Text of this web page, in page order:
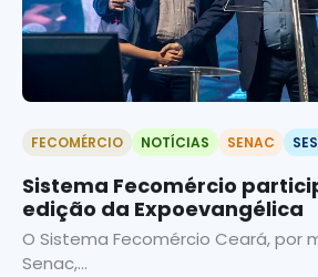
FECOMÉRCIO NOTÍCIAS SENAC
Sistema Fecomércio
edição da Expoevangélica
O Sistema Fecomércio Ceará, por
Senac,...